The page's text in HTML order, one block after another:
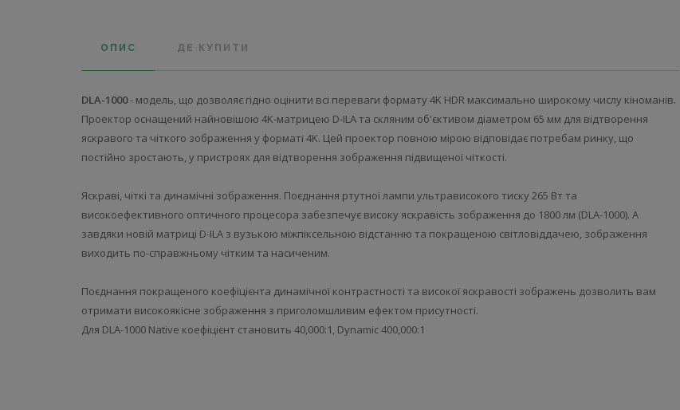
ОПИС ДЕ КУПИТИ
DLA-1000- модель, що дозволяє гідно оцінити всі переваги формату 4K HDR максимально широкому числу кіноманів.
Проектор оснащений найновішою 4K-матрицею D-ILA та скляним об'єктивом діаметром 65 мм для відтворення
яскравого та чіткого зображення у форматі 4K. Цей проектор повною мірою відповідає потребам ринку, що
постійно зростають, у пристроях для відтворення зображення підвищеної чіткості.
Яскраві, чіткі та динамічні зображення. Поєднання ртутної лампи ультрависокого тиску 265 Вт та
високоефективного оптичного процесора забезпечує високу яскравість зображення до 1800 лм (DLA-1000). А
завдяки новій матриці D-ILA з вузькою міжпіксельною відстанню та покращеною світловіддачею, зображення
виходить по-справжньому чітким та насиченим.
Поєднання покращеного коефіцієнта динамічної контрастності та високої яскравості зображень дозволить вам
отримати високоякісне зображення з приголомшливим ефектом присутності.
Для DLA-1000 Native коефіцієнт становить 40,000:1, Dynamic 400,000:1